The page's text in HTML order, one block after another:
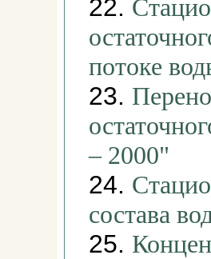
22.
потоке
23.
– 2000"
24.
состава
25.